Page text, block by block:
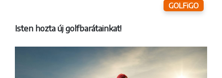
GOLFiGO
Isten hozta új golfbarátainkat!